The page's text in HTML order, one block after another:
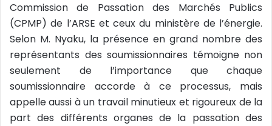
Commission de Passation des Marchés Publics
(CPMP) de l’ARSE et ceux du ministère de l’énergie.
Selon M. Nyaku, la présence en grand nombre des
représentants des soumissionnaires témoigne non
seulement de l’importance que chaque
soumissionnaire accorde à ce processus, mais
appelle aussi à un travail minutieux et rigoureux de la
part des différents organes de la passation des